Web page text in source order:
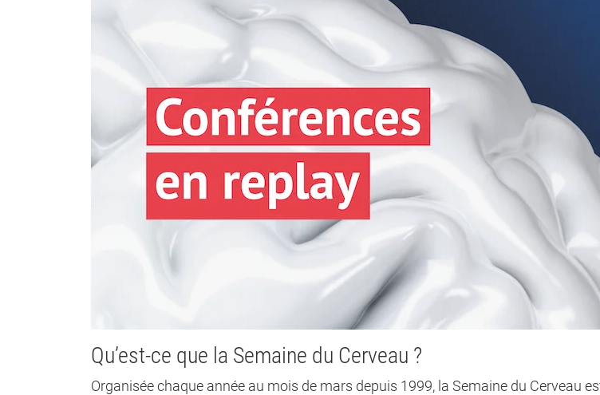
Qu’est-ce que la Semaine du Cerveau ?
Organisée chaque année au mois de mars depuis 1999, la Semaine du Cerveau